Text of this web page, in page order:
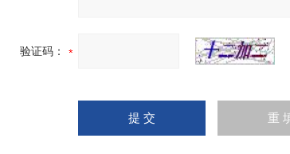
验证码：